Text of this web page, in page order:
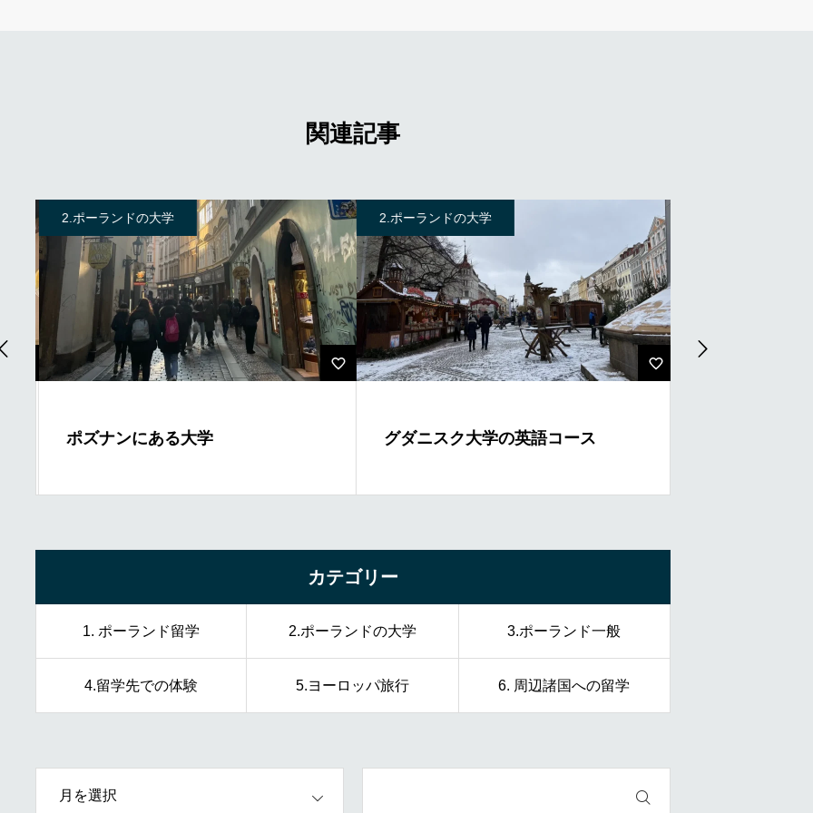
関連記事
2.ポーランドの大学
ポズナンにある大学
2.ポーランドの大学
グダニスク大学の英語コース
カテゴリー
1. ポーランド留学 2.ポーランドの大学 3.ポーランド一般
4.留学先での体験 5.ヨーロッパ旅行 6. 周辺諸国への留学